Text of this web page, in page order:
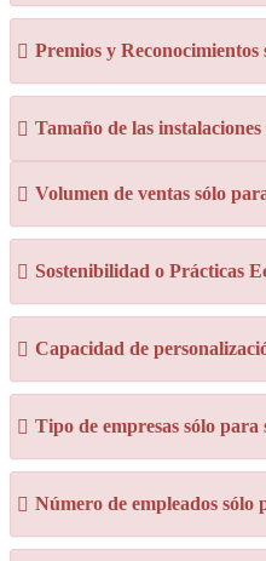
Premios y
Tamaño de las
Volumen de ventas sólo
Sostenibilidad o Prácticas
Capacidad de
Tipo de empresas sólo para
Número de empleados sólo